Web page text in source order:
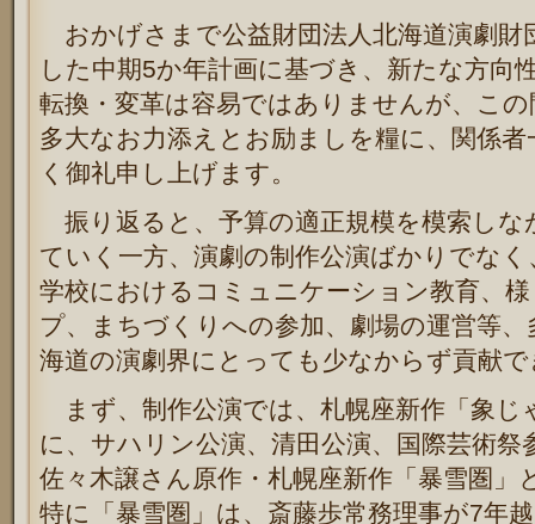
おかげさまで公益財団法人北海道演劇財
した中期5か年計画に基づき、新たな方向
転換・変革は容易ではありませんが、こ
多大なお力添えとお励ましを糧に、関係
く御礼申し上げます。
振り返ると、予算の適正規模を模索しな
ていく一方、演劇の制作公演ばかりでな
学校におけるコミュニケーション教育、
プ、まちづくりへの参加、劇場の運営等
海道の演劇界にとっても少なからず貢献
まず、制作公演では、札幌座新作「象じ
に、サハリン公演、清田公演、国際芸術
佐々木譲さん原作・札幌座新作「暴雪圏
特に「暴雪圏」は、斎藤歩常務理事が7年